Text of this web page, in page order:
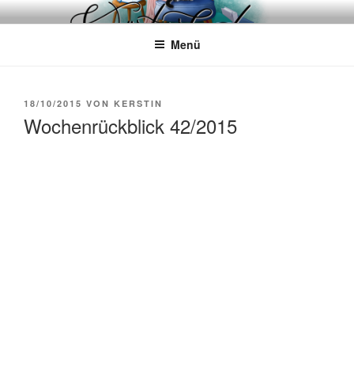
Zum
InhaltWÖRTERKATZE
Von Büchern erzählen
Menü
VERÖFFENTLICHT
18/10/2015 VON KERSTIN
Wochenrückblick 42/2015